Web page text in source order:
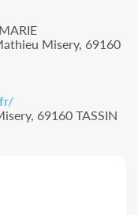
Misery, 69160
69160 TASSIN